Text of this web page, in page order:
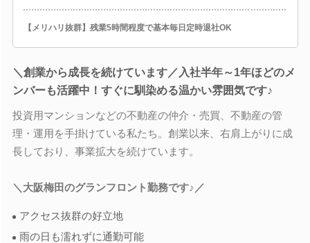
【メリハリ抜群】残業5時間程度で基本毎日定時退社OK
＼創業から成長を続けています／入社半年～1年ほどのメ
ンバーも活躍中！すぐに馴染める温かい雰囲気です♪
投資用マンションなどの不動産の仲介・売買、不動産の管
理・運用を手掛けている私たち。創業以来、右肩上がりに成
長しており、事業拡大を続けています。
＼大阪梅田のグランフロント勤務です♪／
アクセス抜群の好立地
雨の日も濡れずに通勤可能